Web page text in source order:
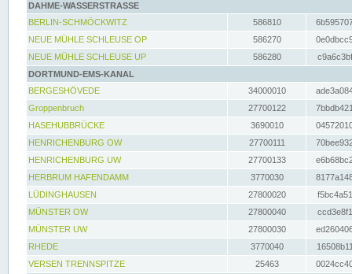
DAHME-WASSERSTRASSE
BERLIN-SCHMÖCKWITZ
586810
NEUE MÜHLE SCHLEUSE OP
586270
NEUE MÜHLE SCHLEUSE UP
586280
DORTMUND-EMS-KANAL
BERGESHÖVEDE
34000010
Groppenbruch
27700122
HASEHUBBRÜCKE
3690010
HENRICHENBURG OW
27700111
HENRICHENBURG UW
27700133
HERBRUM HAFENDAMM
3770030
LÜDINGHAUSEN
27800020
MÜNSTER OW
27800040
MÜNSTER UW
27800030
RHEDE
3770040
VERSEN TRENNSPITZE
25463